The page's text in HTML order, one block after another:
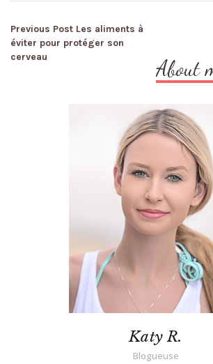
Navigation
de
Previous Post Les aliments à
éviter pour protéger son
cerveau
About
Katy R.
Blogueuse